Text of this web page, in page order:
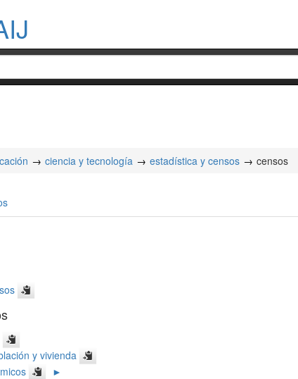
ciencia y tecnología estadística y censos censos
y vivienda
►